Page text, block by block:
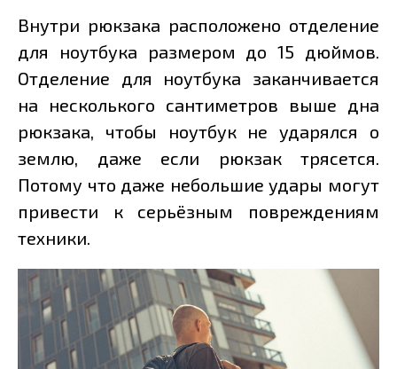
Внутри рюкзака расположено отделение
для ноутбука размером до 15 дюймов.
Отделение для ноутбука заканчивается
на несколького сантиметров выше дна
рюкзака, чтобы ноутбук не ударялся о
землю, даже если рюкзак трясется.
Потому что даже небольшие удары могут
привести к серьёзным повреждениям
техники.